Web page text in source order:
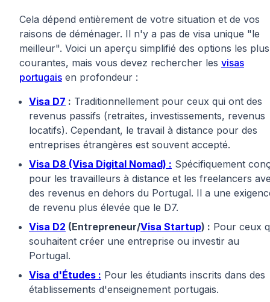
Cela dépend entièrement de votre situation et de vos
raisons de déménager. Il n'y a pas de visa unique "le
meilleur". Voici un aperçu simplifié des options les plus
courantes, mais vous devez rechercher les visas
portugais en profondeur :
Visa D7 : Traditionnellement pour ceux qui ont des
revenus passifs (retraites, investissements, revenus
locatifs). Cependant, le travail à distance pour des
entreprises étrangères est souvent accepté.
Visa D8 (Visa Digital Nomad) : Spécifiquement
pour les travailleurs à distance et les freelancers
des revenus en dehors du Portugal. Il a une
de revenu plus élevée que le D7.
Visa D2 (Entrepreneur/Visa Startup) : Pour ceux
souhaitent créer une entreprise ou investir au
Portugal.
Visa d'Études : Pour les étudiants inscrits dans des
établissements d'enseignement portugais.